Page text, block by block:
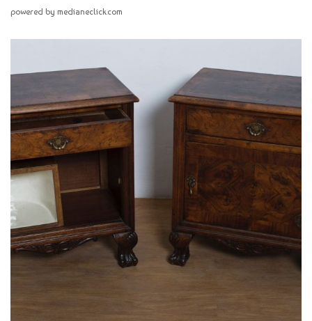
powered by medianeclick.com